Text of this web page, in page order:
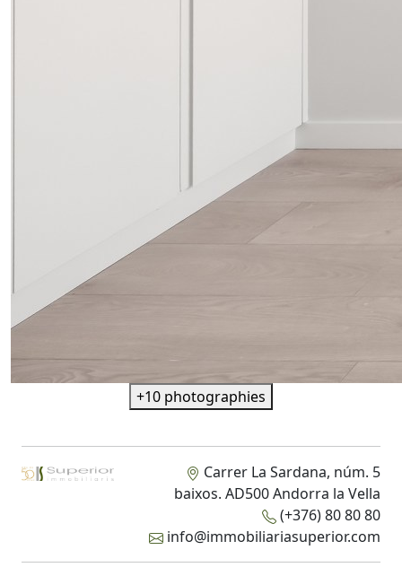
+10 photographies
Carrer La Sardana, núm. 5
baixos. AD500 Andorra la Vella
(+376) 80 80 80
info@immobiliariasuperior.com